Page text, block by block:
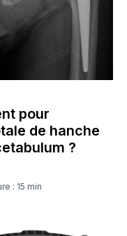
pour
de hanche
?
: 15 min